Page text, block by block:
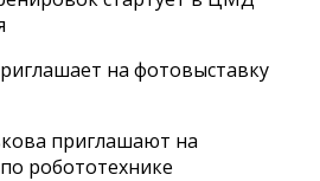
на фотовыставку
приглашают на
робототехнике